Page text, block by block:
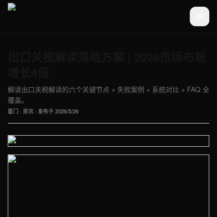
解读出口关税解读的六个关键节点 + 失败案例 + 系统对比 + FAQ 全
覆盖。
厦门 · 资讯 · 发布于2026/5/26